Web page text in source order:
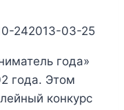
242013-03-25
года»
года. Этом
конкурс